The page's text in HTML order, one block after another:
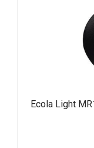
Ecola Light